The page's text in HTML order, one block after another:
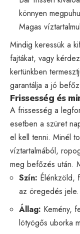
könnyen
Magas
Mindig keressük a
fajtákat, vagy
kertünkben
garantálja a jó
Frissesség és
A frissesség a
esetben a szüret
el kell tenni. Minél
víztartalmából,
meg befőzés után.
Szín: Élénkzöld,
az öregedés jele.
Állag: Kemény,
lötyögős uborka